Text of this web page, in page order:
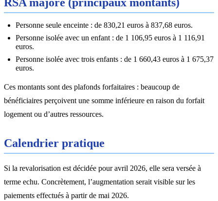
Personne seule enceinte : de 830,21 euros à 837,68 euros.
Personne isolée avec un enfant : de 1 106,95 euros à 1 116,91
euros.
Personne isolée avec trois enfants : de 1 660,43 euros à 1 675,37
euros.
Ces montants sont des plafonds forfaitaires : beaucoup de
bénéficiaires perçoivent une somme inférieure en raison du forfait
logement ou d’autres ressources.
Calendrier pratique
Si la revalorisation est décidée pour avril 2026, elle sera versée à
terme echu. Concrètement, l’augmentation serait visible sur les
paiements effectués à partir de mai 2026.